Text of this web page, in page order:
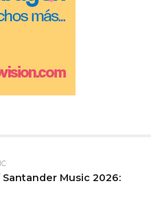
Santander Music 2026: